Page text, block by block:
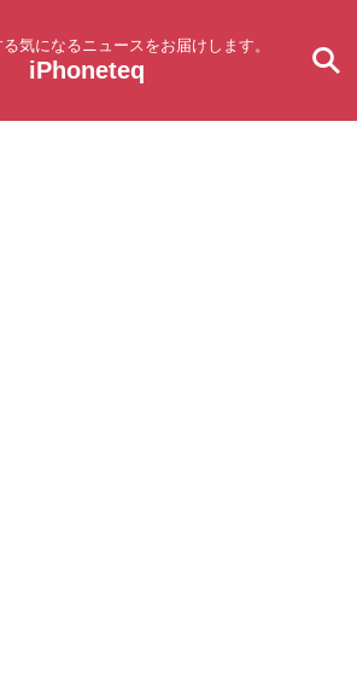
気になるニュースをお届けします。
iPhoneteq